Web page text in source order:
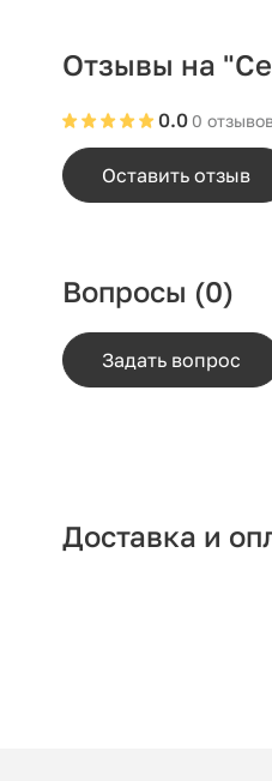
Отзывы на
0
0.0
Оставить отзыв
Вопросы (0)
Задать вопрос
Доставка и